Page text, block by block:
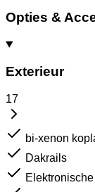
Opties &
Exterieur
17
bi-xenon
Dakrails